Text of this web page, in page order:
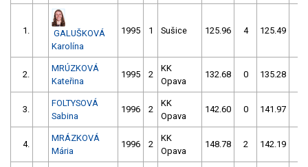
1.
GALUŠKOVÁ
Karolína
1995 1 Sušice 125.96 4 125.49
2.
MRÚZKOVÁ
Kateřina
1995 2
KK
Opava
132.68 0 135.28
3.
FOLTYSOVÁ
Sabina
1996 2
KK
Opava
142.60 0 141.97
4.
MRÁZKOVÁ
Mária
1996 2
KK
Opava
148.78 2 142.19